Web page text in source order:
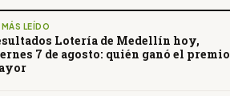
MÁS LEÍDO
Lotería de Medellín hoy,
7 de agosto: quién ganó el premio